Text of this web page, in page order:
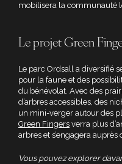
mobilisera la communauté
Le projet Green
Le parc Ordsall a diversifié
pour la faune et des
du bénévolat. Avec des
d’arbres accessibles, des
un mini-verger autour des
Green Fingers verra plus
arbres et s’engagera
Vous pouvez explorer